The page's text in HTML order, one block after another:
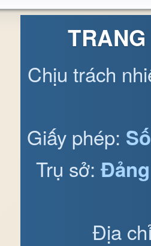
Chịu trách
Giấy phép:
Trụ sở:
Địa